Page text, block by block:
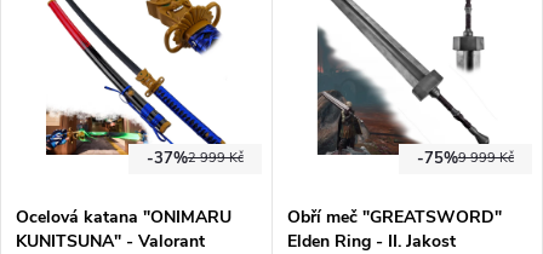
účely.
2 999 Kč
-37%
Ocelová katana "ONIMARU
KUNITSUNA" - Valorant
9 999 Kč
-75%
Obří meč "GREATSWORD"
Elden Ring - II. Jakost